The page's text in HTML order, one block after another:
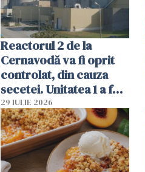
Reactorul 2 de la
Cernavodă va fi oprit
controlat, din cauza
secetei. Unitatea 1 a fost
deja oprită
29 IULIE 2026